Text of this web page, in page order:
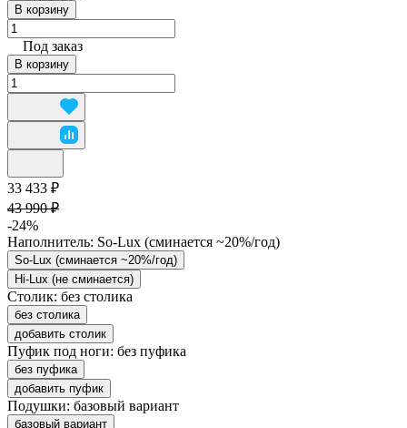
В корзину
Под заказ
В корзину
33 433 ₽
43 990 ₽
-24%
Наполнитель: So-Lux (cминается ~20%/год)
So-Lux (cминается ~20%/год)
Hi-Lux (не сминается)
Столик: без столика
без столика
добавить столик
Пуфик под ноги: без пуфика
без пуфика
добавить пуфик
Подушки: базовый вариант
базовый вариант